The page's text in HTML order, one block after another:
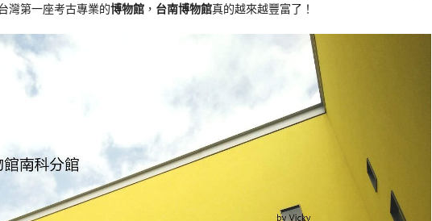
灣第一座考古專業的博物館 ， 台南博物館真的越來越豐富了！